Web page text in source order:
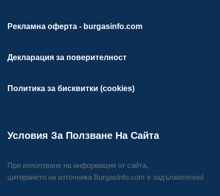
Рекламна оферта - burgasinfo.com
Декларация за поверителност
Политика за бисквитки (cookies)
Условия За Ползване На Сайта
При използване на информация от сайта,
цитирането на източника BurgasInfo.com е задължително!